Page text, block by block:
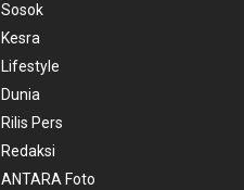
Sosok
Kesra
Lifestyle
Dunia
Rilis Pers
Redaksi
ANTARA Foto